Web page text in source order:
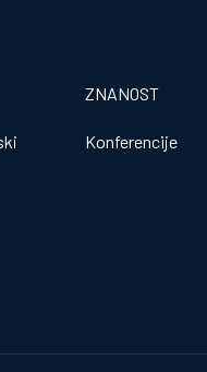
ZNANOST
Konferencije